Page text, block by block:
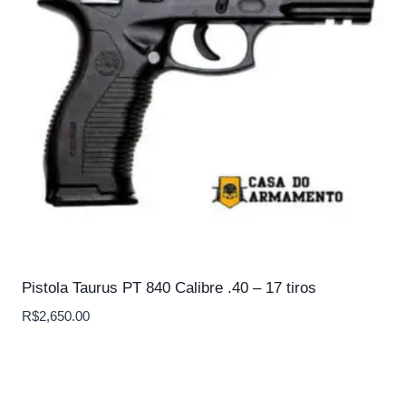
Pistola Taurus PT 840 Calibre .40 – 17 tiros
R$2,650.00